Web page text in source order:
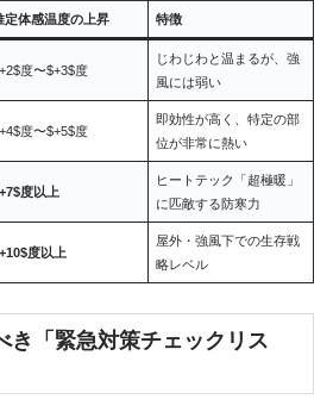
定体感温度の上昇 特徴
度〜$+3$度
じわじわと温まるが、強
風には弱い
度〜$+5$度
即効性が高く、特定の部
位が非常に熱い
度以上
ヒートテック「超極暖」
に匹敵する防寒力
度以上
屋外・強風下での生存戦
略レベル
き「緊急対策チェックリス